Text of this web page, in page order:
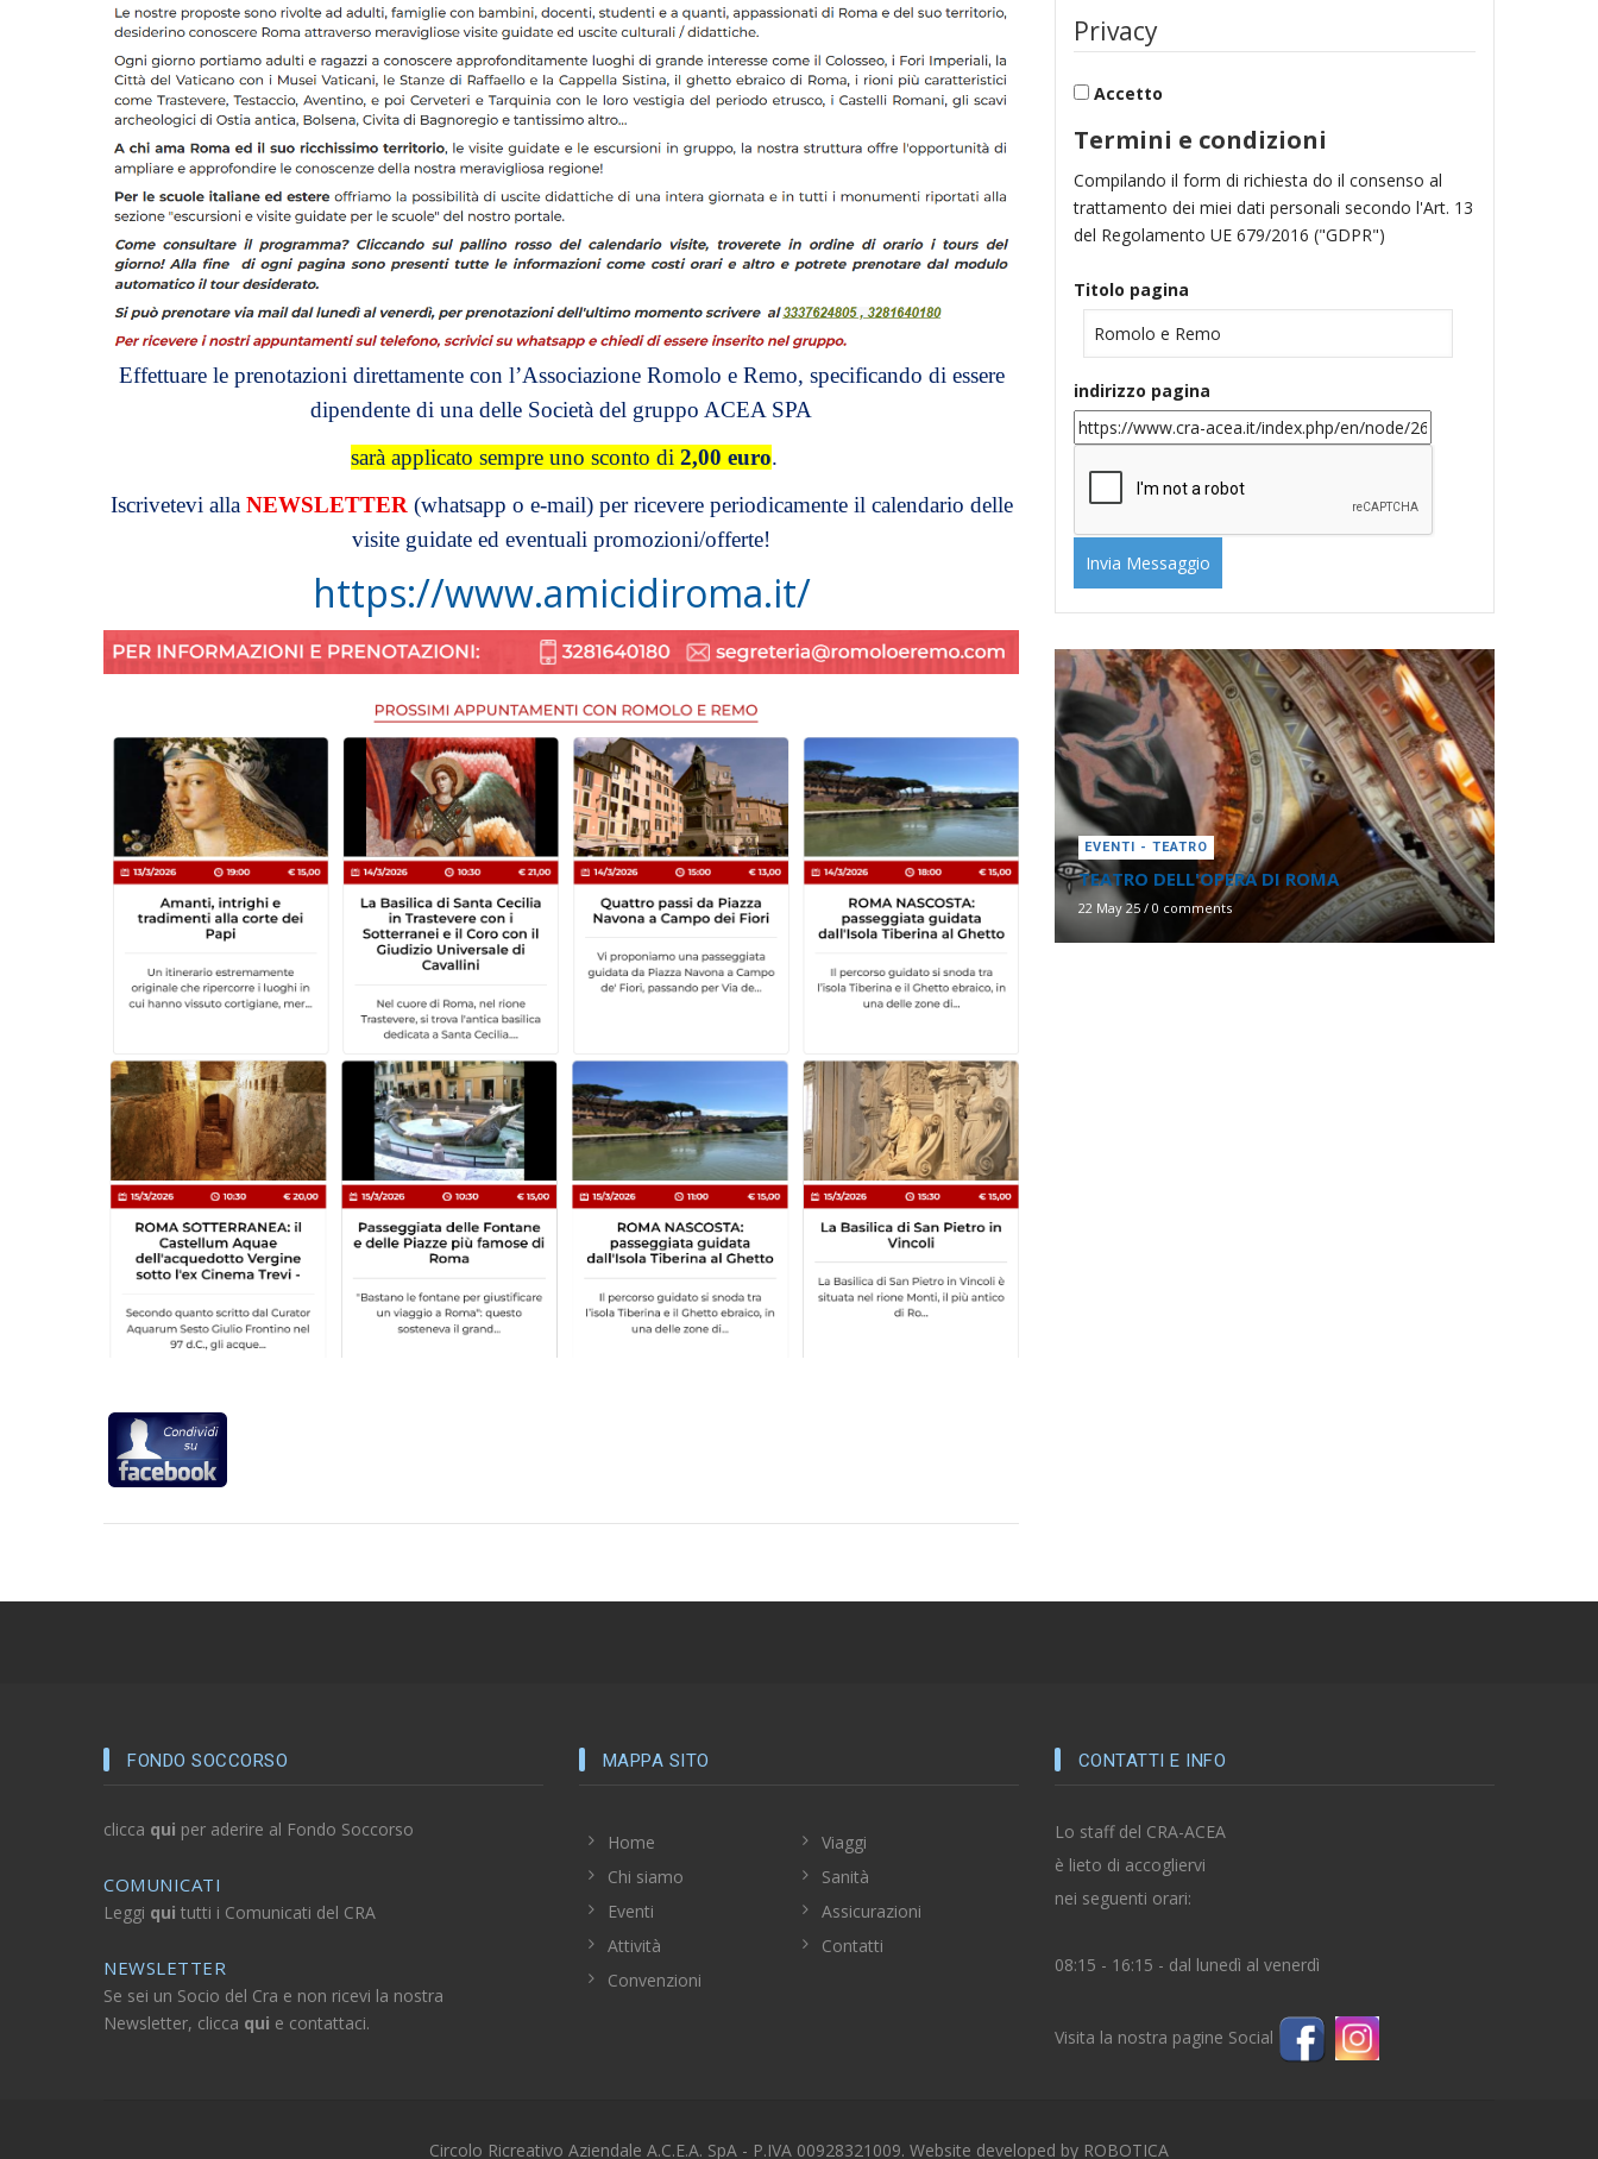
Effettuare le prenotazioni direttamente con l’Associazione Romolo e Remo, specificando di essere
dipendente di una delle Società del gruppo ACEA SPA
sarà applicato sempre uno sconto di 2,00 euro.
Iscrivetevi alla NEWSLETTER (whatsapp o e-mail) per ricevere periodicamente il calendario delle
visite guidate ed eventuali promozioni/offerte!
https://www.amicidiroma.it/
Privacy
Accetto
Termini e condizioni
Compilando il form di richiesta do il consenso al
trattamento dei miei dati personali secondo l'Art. 13
del Regolamento UE 679/2016 ("GDPR")
Titolo pagina
indirizzo pagina
EVENTI - TEATRO
TEATRO DELL'OPERA DI ROMA
22 May 25 / 0 comments
FONDO SOCCORSO
clicca qui per aderire al Fondo Soccorso
COMUNICATI
Leggi qui tutti i Comunicati del CRA
NEWSLETTER
Se sei un Socio del Cra e non ricevi la nostra
Newsletter, clicca qui e contattaci.
MAPPA SITO
Home
Chi siamo
Eventi
Attività
Convenzioni
Viaggi
Sanità
Assicurazioni
Contatti
CONTATTI E INFO
Lo staff del CRA-ACEA
è lieto di accogliervi
nei seguenti orari:
08:15 - 16:15 - dal lunedì al venerdì
Visita la nostra pagine Social
Circolo Ricreativo Aziendale A.C.E.A. SpA - P.IVA 00928321009. Website developed by ROBOTICA